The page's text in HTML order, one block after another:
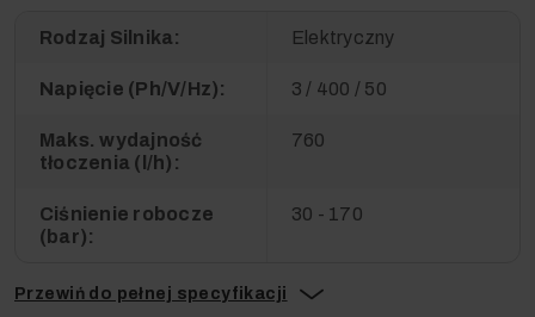
Rodzaj Silnika: Elektryczny
Napięcie (Ph/V/Hz): 3 / 400 / 50
Maks. wydajność
tłoczenia (l/h):
760
Ciśnienie robocze
(bar):
30 - 170
Przewiń do pełnej specyfikacji